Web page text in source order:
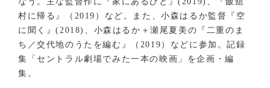
村に帰る』（2019）など。また、小森はるか監督『空
に聞く』(2018)、小森はるか＋瀬尾夏美の『二重のま
ち／交代地のうたを編む』（2019）などに参加。記録
集「セントラル劇場でみた一本の映画」を企画・編
集。